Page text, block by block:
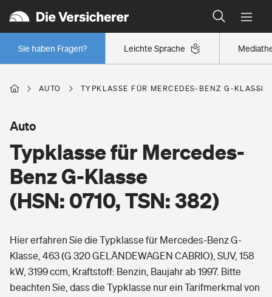
Leichte Sprache
Sie haben Fragen?
Wer versichert was: Jetzt Versicherer finden
Regionalklassen: So ist Ihre Region eingestuft
Wer versichert was: Jetzt Versicherer finden
Berufsunfähigkeitsversicherung
Arbeitsrechtsschutz
Berufshaftpflichtversicherung
Wohnen
Wohngebäudeversicherung
Hausratversicherung
Elementarversicherung
Pri­vate Haft­pflicht­
Rechts­schutz­ver­si­che­rung
Gesundheit
AUTO TYPKLASSE FÜR MERCEDES-BENZ G-
Typklasse für Mercedes-
Benz G-Klasse
(HSN: 0710, TSN: 382)
Auto
Hier erfahren Sie die Typklasse für Mercedes-Benz G-
Klasse, 463 (G 320 GELÄNDEWAGEN CABRIO), SUV, 158
kW, 3199 ccm, Kraftstoff: Benzin, Baujahr ab 1997. Bitte
beachten Sie, dass die Typklasse nur ein Tarifmerkmal von